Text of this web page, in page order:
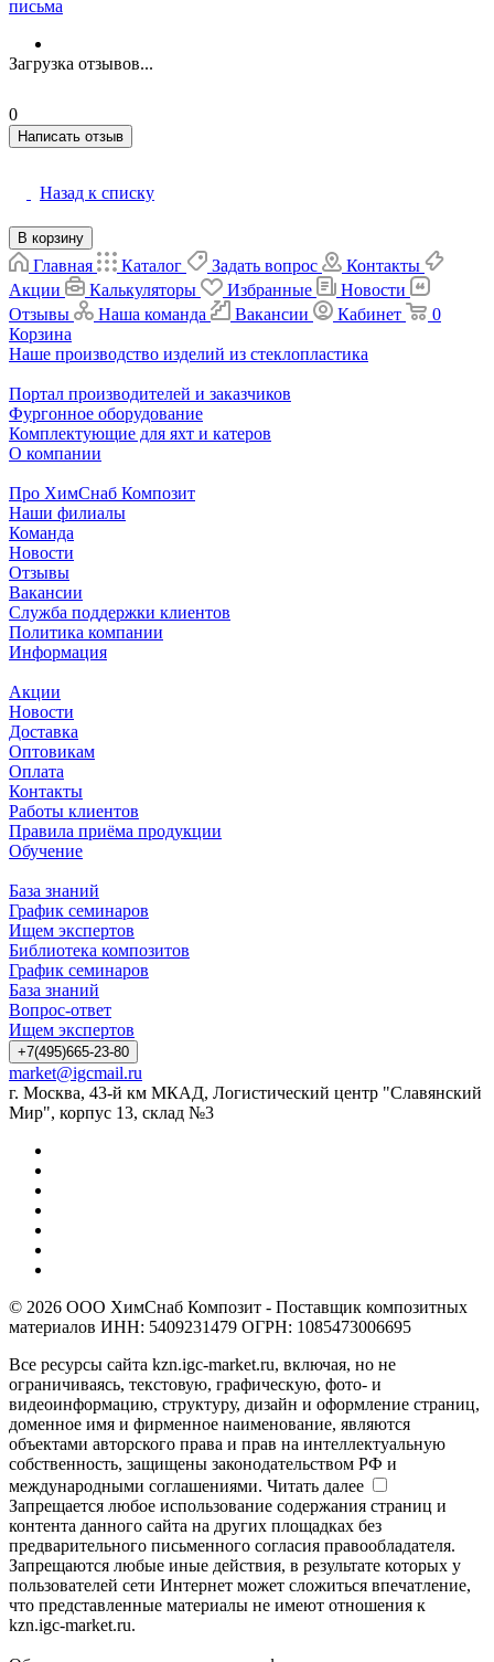
письма
Загрузка отзывов...
0
Написать отзыв
Назад к списку
В корзину
Главная Каталог Задать вопрос
Контакты
Акции
Калькуляторы Избранные
Новости
Отзывы
Наша команда Вакансии Кабинет
0
Корзина
Наше производство изделий из стеклопластика
Портал производителей и заказчиков
Фургонное оборудование
Комплектующие для яхт и катеров
О компании
Про ХимСнаб Композит
Наши филиалы
Команда
Новости
Отзывы
Вакансии
Служба поддержки клиентов
Политика компании
Информация
Акции
Новости
Доставка
Оптовикам
Оплата
Контакты
Работы клиентов
Правила приёма продукции
Обучение
База знаний
График семинаров
Ищем экспертов
Библиотека композитов
График семинаров
База знаний
Вопрос-ответ
Ищем экспертов
+7(495)665-23-80
market@igcmail.ru
г. Москва, 43-й км МКАД, Логистический центр "Славянский
Мир", корпус 13, склад №3
© 2026 ООО ХимСнаб Композит - Поставщик композитных
материалов ИНН: 5409231479 ОГРН: 1085473006695
Все ресурсы сайта kzn.igc-market.ru, включая, но не
ограничиваясь, текстовую, графическую, фото- и
видеоинформацию, структуру, дизайн и оформление страниц,
доменное имя и фирменное наименование, являются
объектами авторского права и прав на интеллектуальную
собственность, защищены законодательством РФ и
международными соглашениями. Читать далее
Запрещается любое использование содержания страниц и
контента данного сайта на других площадках без
предварительного письменного согласия правообладателя.
Запрещаются любые иные действия, в результате которых у
пользователей сети Интернет может сложиться впечатление,
что представленные материалы не имеют отношения к
kzn.igc-market.ru.